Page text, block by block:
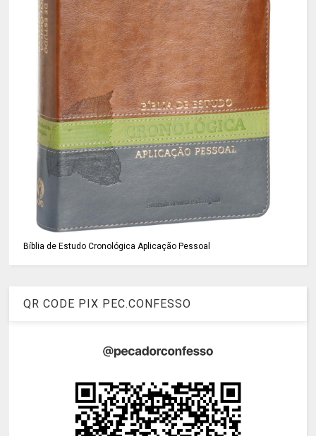
Bíblia de Estudo Cronológica Aplicação Pessoal
QR CODE PIX PEC.CONFESSO